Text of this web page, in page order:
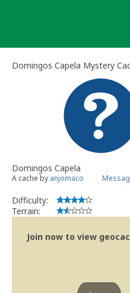
Domingos Capela Mystery
Domingos Capela
A cache by anjomaco
Difficulty:
Terrain:
Join now to view